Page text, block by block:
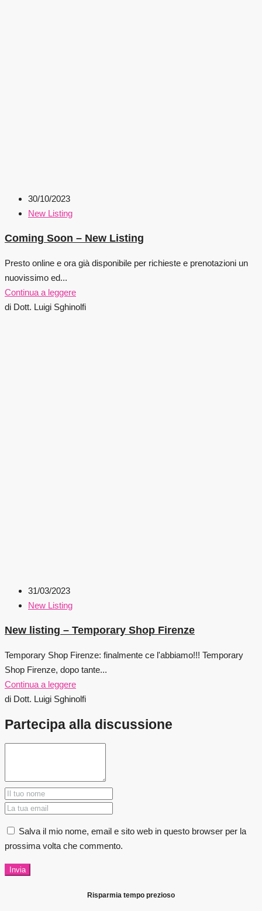
30/10/2023
New Listing
Coming Soon – New Listing
Presto online e ora già disponibile per richieste e prenotazioni un
nuovissimo ed...
Continua a leggere
di Dott. Luigi Sghinolfi
31/03/2023
New Listing
New listing – Temporary Shop Firenze
Temporary Shop Firenze: finalmente ce l'abbiamo!!! Temporary
Shop Firenze, dopo tante...
Continua a leggere
di Dott. Luigi Sghinolfi
Partecipa alla discussione
Salva il mio nome, email e sito web in questo browser per la
prossima volta che commento.
Invia
Risparmia tempo prezioso